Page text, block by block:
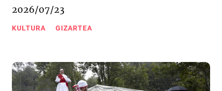
2026/07/23
KULTURA GIZARTEA